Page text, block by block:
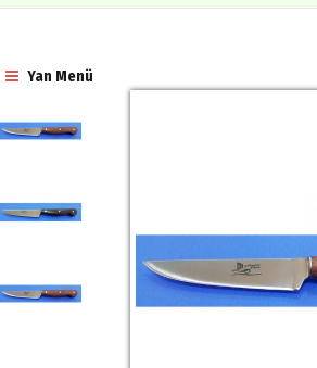
Yan Menü